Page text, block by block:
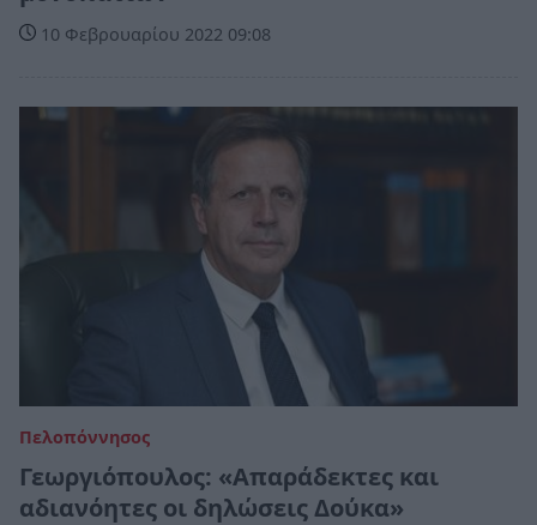
10 Φεβρουαρίου 2022 09:08
Πελοπόννησος
Γεωργιόπουλος: «Απαράδεκτες και
αδιανόητες οι δηλώσεις Δούκα»